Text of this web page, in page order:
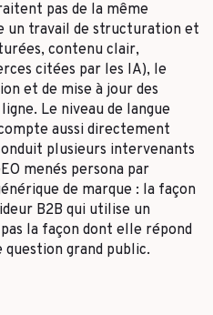
pas de la même
un travail de structuration et
contenu clair,
citées par les IA), le
et de mise à jour des
Le niveau de langue
aussi directement
plusieurs intervenants
menés persona par
de marque : la façon
B2B qui utilise un
la façon dont elle répond
grand public.